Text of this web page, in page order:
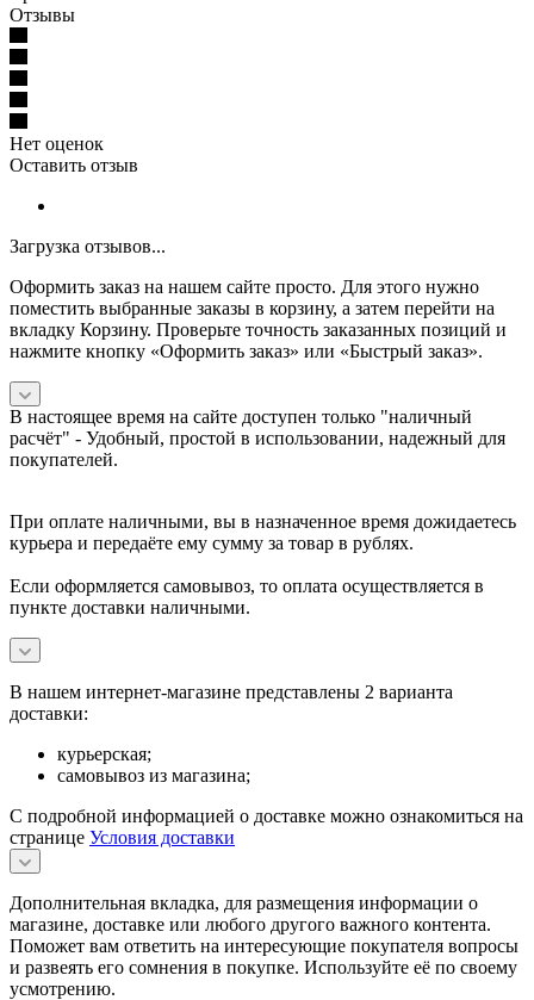
Отзывы
Нет оценок
Оставить отзыв
Загрузка отзывов...
Оформить заказ на нашем сайте просто. Для этого нужно
поместить выбранные заказы в корзину, а затем перейти на
вкладку Корзину. Проверьте точность заказанных позиций и
нажмите кнопку «Оформить заказ» или «Быстрый заказ».
В настоящее время на сайте доступен только "наличный
расчёт" - Удобный, простой в использовании, надежный для
покупателей.
При оплате наличными, вы в назначенное время дожидаетесь
курьера и передаёте ему сумму за товар в рублях.
Если оформляется самовывоз, то оплата осуществляется в
пункте доставки наличными.
В нашем интернет-магазине представлены 2 варианта
доставки:
курьерская;
самовывоз из магазина;
С подробной информацией о доставке можно ознакомиться на
странице Условия доставки
Дополнительная вкладка, для размещения информации о
магазине, доставке или любого другого важного контента.
Поможет вам ответить на интересующие покупателя вопросы
и развеять его сомнения в покупке. Используйте её по своему
усмотрению.